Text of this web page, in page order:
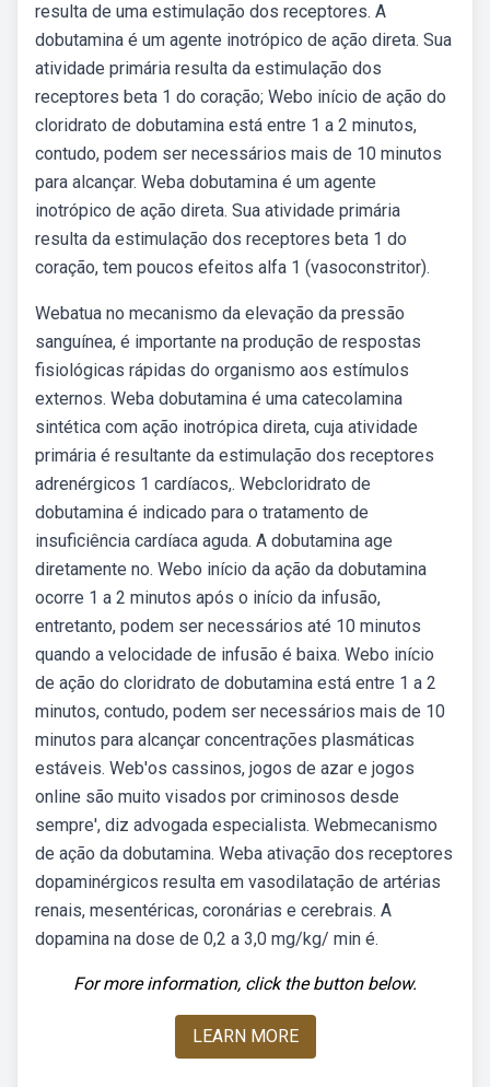
resulta de uma estimulação dos receptores. A
dobutamina é um agente inotrópico de ação direta. Sua
atividade primária resulta da estimulação dos
receptores beta 1 do coração; Webo início de ação do
cloridrato de dobutamina está entre 1 a 2 minutos,
contudo, podem ser necessários mais de 10 minutos
para alcançar. Weba dobutamina é um agente
inotrópico de ação direta. Sua atividade primária
resulta da estimulação dos receptores beta 1 do
coração, tem poucos efeitos alfa 1 (vasoconstritor).
Webatua no mecanismo da elevação da pressão
sanguínea, é importante na produção de respostas
fisiológicas rápidas do organismo aos estímulos
externos. Weba dobutamina é uma catecolamina
sintética com ação inotrópica direta, cuja atividade
primária é resultante da estimulação dos receptores
adrenérgicos 1 cardíacos,. Webcloridrato de
dobutamina é indicado para o tratamento de
insuficiência cardíaca aguda. A dobutamina age
diretamente no. Webo início da ação da dobutamina
ocorre 1 a 2 minutos após o início da infusão,
entretanto, podem ser necessários até 10 minutos
quando a velocidade de infusão é baixa. Webo início
de ação do cloridrato de dobutamina está entre 1 a 2
minutos, contudo, podem ser necessários mais de 10
minutos para alcançar concentrações plasmáticas
estáveis. Web'os cassinos, jogos de azar e jogos
online são muito visados por criminosos desde
sempre', diz advogada especialista. Webmecanismo
de ação da dobutamina. Weba ativação dos receptores
dopaminérgicos resulta em vasodilatação de artérias
renais, mesentéricas, coronárias e cerebrais. A
dopamina na dose de 0,2 a 3,0 mg/kg/ min é.
For more information, click the button below.
LEARN MORE